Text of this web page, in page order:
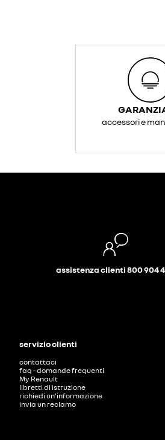
accessori e
assistenza clienti 800 904
servizio clienti
contattaci
faq - domande frequenti
My Renault
libretti di istruzione
richiedi un'informazione
invia un reclamo